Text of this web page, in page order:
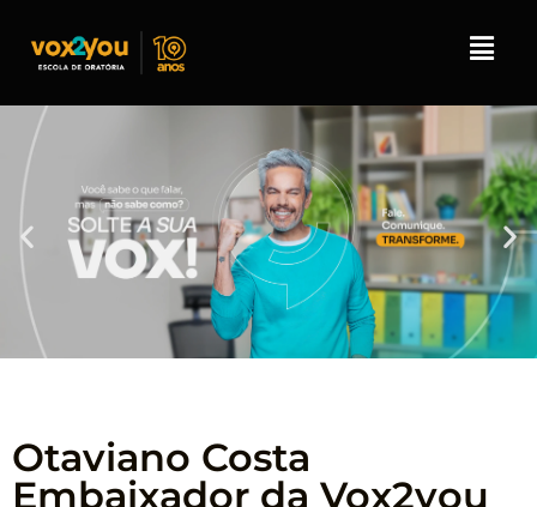
Otaviano Costa
Embaixador da Vox2you